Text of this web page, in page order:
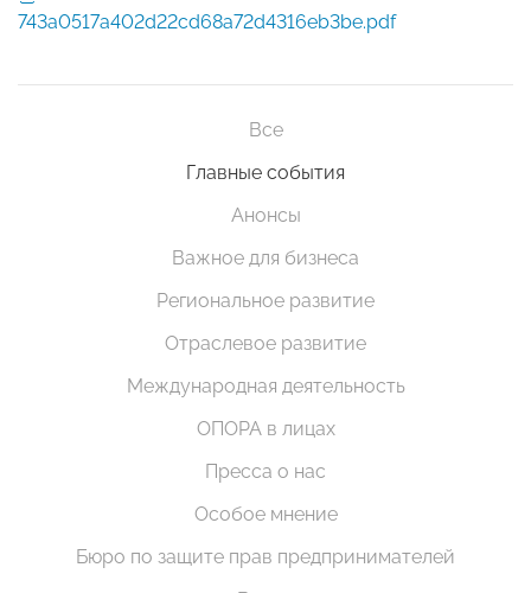
743a0517a402d22cd68a72d4316eb3be.pdf
Все
Главные события
Анонсы
Важное для бизнеса
Региональное развитие
Отраслевое развитие
Международная деятельность
ОПОРА в лицах
Пресса о нас
Особое мнение
Бюро по защите прав предпринимателей